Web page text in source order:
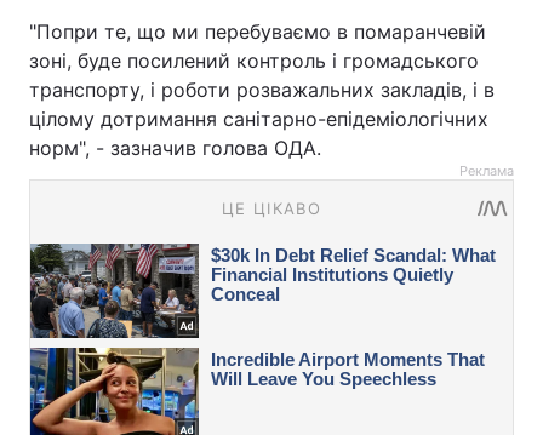
"Попри те, що ми перебуваємо в помаранчевій
зоні, буде посилений контроль і громадського
транспорту, і роботи розважальних закладів, і в
цілому дотримання санітарно-епідеміологічних
норм", - зазначив голова ОДА.
Реклама